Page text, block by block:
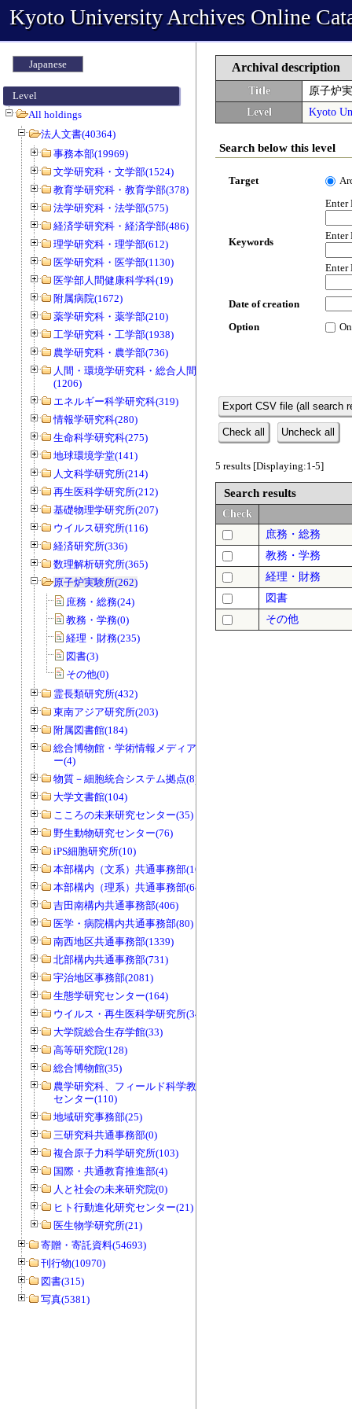
Kyoto University Archives Online
Japanese
Level
All holdings
法人文書(40364)
事務本部(19969)
文学研究科・文学部(1524)
教育学研究科・教育学部(378)
法学研究科・法学部(575)
経済学研究科・経済学部(486)
理学研究科・理学部(612)
医学研究科・医学部(1130)
医学部人間健康科学科(19)
附属病院(1672)
薬学研究科・薬学部(210)
工学研究科・工学部(1938)
農学研究科・農学部(736)
人間・環境学研究科・総合人間学部
(1206)
エネルギー科学研究科(319)
情報学研究科(280)
生命科学研究科(275)
地球環境学堂(141)
人文科学研究所(214)
再生医科学研究所(212)
基礎物理学研究所(207)
ウイルス研究所(116)
経済研究所(336)
数理解析研究所(365)
原子炉実験所(262)
庶務・総務(24)
教務・学務(0)
経理・財務(235)
図書(3)
その他(0)
霊長類研究所(432)
東南アジア研究所(203)
附属図書館(184)
総合博物館・学術情報メディアセンタ
ー(4)
物質－細胞統合システム拠点(8)
大学文書館(104)
こころの未来研究センター(35)
野生動物研究センター(76)
iPS細胞研究所(10)
本部構内（文系）共通事務部(165)
本部構内（理系）共通事務部(646)
吉田南構内共通事務部(406)
医学・病院構内共通事務部(80)
南西地区共通事務部(1339)
北部構内共通事務部(731)
宇治地区事務部(2081)
生態学研究センター(164)
ウイルス・再生医科学研究所(34)
大学院総合生存学館(33)
高等研究院(128)
総合博物館(35)
農学研究科、フィールド科学教育研究
センター(110)
地域研究事務部(25)
三研究科共通事務部(0)
複合原子力科学研究所(103)
国際・共通教育推進部(4)
人と社会の未来研究院(0)
ヒト行動進化研究センター(21)
医生物学研究所(21)
寄贈・寄託資料(54693)
刊行物(10970)
図書(315)
写真(5381)
Archival description
Title
原子炉
Level
Kyoto
Search below this level
Target
Keywords
Enter
Enter
Enter
Date of creation
Option
Export CSV file (all search
Check all Uncheck all
5 results [Displaying:1-5]
Search results
Check
庶務・総務
教務・学務
経理・財務
図書
その他